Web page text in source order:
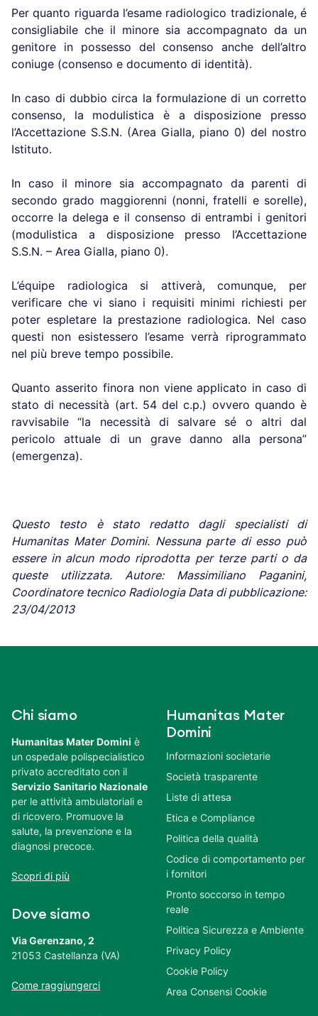
Per quanto riguarda l’esame radiologico tradizionale, é
consigliabile che il minore sia accompagnato da un
genitore in possesso del consenso anche dell’altro
coniuge (consenso e documento di identità).
In caso di dubbio circa la formulazione di un corretto
consenso, la modulistica è a disposizione presso
l’Accettazione S.S.N. (Area Gialla, piano 0) del nostro
Istituto.
In caso il minore sia accompagnato da parenti di
secondo grado maggiorenni (nonni, fratelli e sorelle),
occorre la delega e il consenso di entrambi i genitori
(modulistica a disposizione presso l’Accettazione
S.S.N. – Area Gialla, piano 0).
L’équipe radiologica si attiverà, comunque, per
verificare che vi siano i requisiti minimi richiesti per
poter espletare la prestazione radiologica. Nel caso
questi non esistessero l’esame verrà riprogrammato
nel più breve tempo possibile.
Quanto asserito finora non viene applicato in caso di
stato di necessità (art. 54 del c.p.) ovvero quando è
ravvisabile “la necessità di salvare sé o altri dal
pericolo attuale di un grave danno alla persona”
(emergenza).
Questo testo è stato redatto dagli specialisti di
Humanitas Mater Domini. Nessuna parte di esso può
essere in alcun modo riprodotta per terze parti o da
queste utilizzata. Autore: Massimiliano Paganini,
Coordinatore tecnico Radiologia Data di pubblicazione:
23/04/2013
Chi siamo
Humanitas Mater Domini è
un ospedale polispecialistico
privato accreditato con il
Servizio Sanitario Nazionale
per le attività ambulatoriali e
di ricovero. Promuove la
salute, la prevenzione e la
diagnosi precoce.
Scopri di più
Dove siamo
Via Gerenzano, 2
21053 Castellanza (VA)
Come raggiungerci
Humanitas Mater
Domini
Informazioni societarie
Società trasparente
Liste di attesa
Etica e Compliance
Politica della qualità
Codice di comportamento per
i fornitori
Pronto soccorso in tempo
reale
Politica Sicurezza e Ambiente
Privacy Policy
Cookie Policy
Area Consensi Cookie